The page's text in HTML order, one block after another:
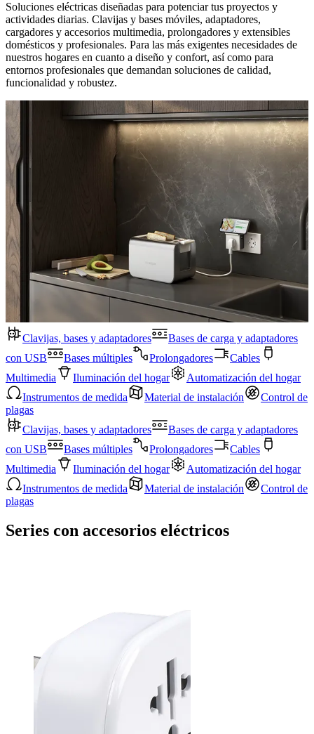
Soluciones eléctricas diseñadas para potenciar tus proyectos y
actividades diarias. Clavijas y bases móviles, adaptadores,
cargadores y accesorios multimedia, prolongadores y extensibles
domésticos y profesionales. Para las más exigentes necesidades de
nuestros hogares en cuanto a diseño y confort, así como para
entornos profesionales que demandan soluciones de calidad,
funcionalidad y robustez.
Clavijas, bases y adaptadores
Bases de carga y adaptadores
con USB
Bases múltiples Prolongadores
Cables
Multimedia
Iluminación del hogar
Automatización del hogar
Instrumentos de medida
Material de instalación
Control de
plagas
Clavijas, bases y adaptadores
Bases de carga y adaptadores
con USB
Bases múltiples Prolongadores
Cables
Multimedia
Iluminación del hogar
Automatización del hogar
Instrumentos de medida
Material de instalación
Control de
plagas
Series con accesorios eléctricos